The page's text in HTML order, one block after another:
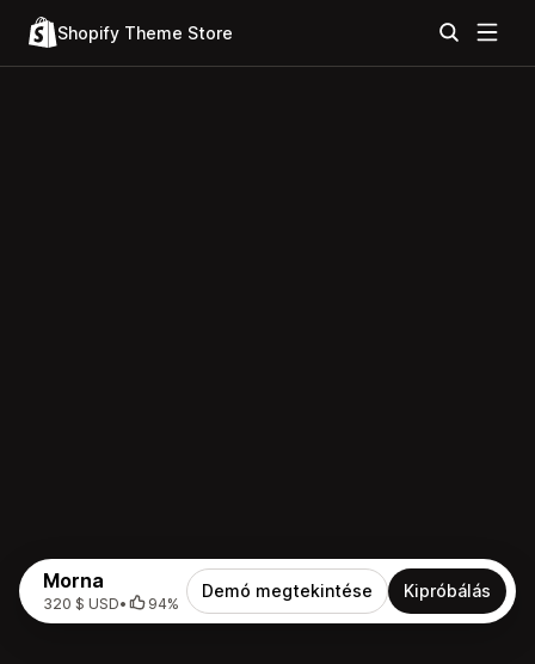
Shopify Theme Store
Morna
320 $ USD• 94%
Demó megtekintése Kipróbálás